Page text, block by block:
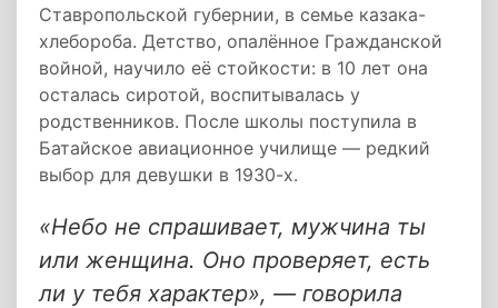
Ставропольской губернии, в семье казака-
хлебороба. Детство, опалённое Гражданской
войной, научило её стойкости: в 10 лет она
осталась сиротой, воспитывалась у
родственников. После школы поступила в
Батайское авиационное училище — редкий
выбор для девушки в 1930-х.
«Небо не спрашивает, мужчина ты
или женщина. Оно проверяет, есть
ли у тебя характер», — говорила